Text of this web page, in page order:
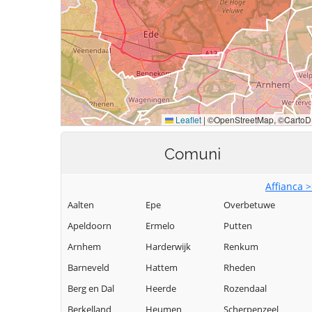
Comuni
Affianca
Aalten
Apeldoorn
Arnhem
Barneveld
Berg en Dal
Berkelland
Epe
Ermelo
Harderwijk
Hattem
Heerde
Heumen
Overbetuwe
Putten
Renkum
Rheden
Rozendaal
Scherpenzeel